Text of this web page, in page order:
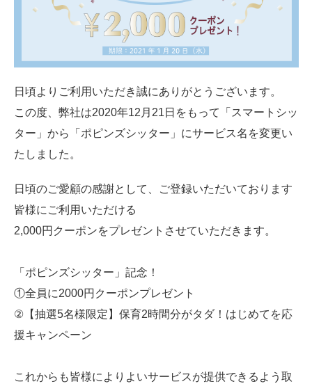
日頃よりご利用いただき誠にありがとうございます。
この度、弊社は2020年12月21日をもって「スマートシッ
ター」から「ポピンズシッター」にサービス名を変更い
たしました。
日頃のご愛顧の感謝として、ご登録いただいております
皆様にご利用いただける
2,000円クーポンをプレゼントさせていただきます。
「ポピンズシッター」記念！
①全員に2000円クーポンプレゼント
②【抽選5名様限定】保育2時間分がタダ！はじめてを応
援キャンペーン
これからも皆様によりよいサービスが提供できるよう取